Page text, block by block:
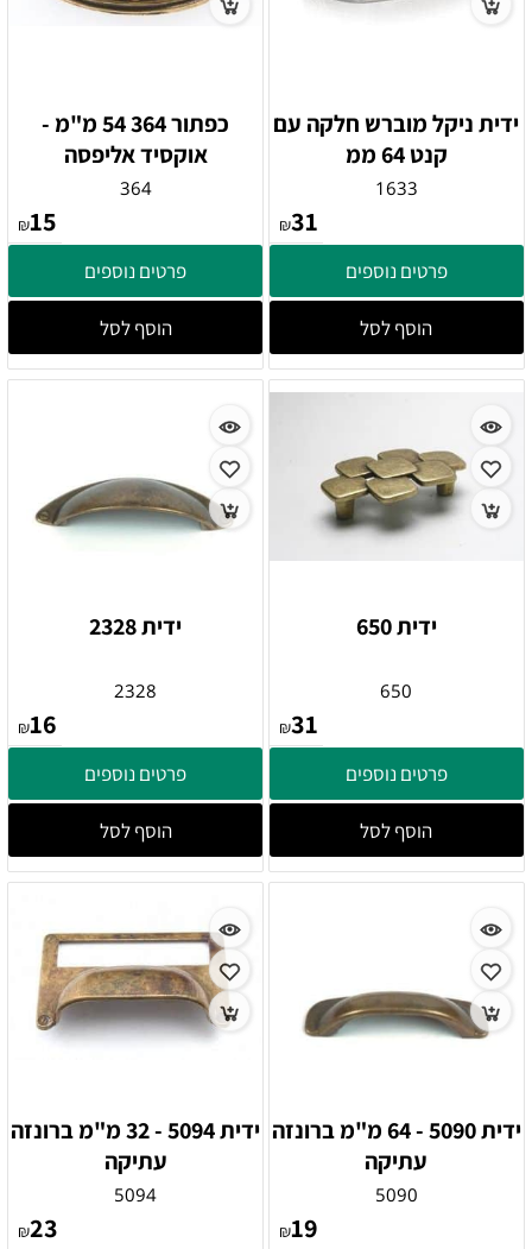
ידית ניקל מוברש חלקה עם
קנט 64 ממ
1633
₪31
פרטים נוספים
הוסף לסל
כפתור 364 54 מ"מ -
אוקסיד אליפסה
364
₪15
פרטים נוספים
הוסף לסל
ידית 650
650
₪31
פרטים נוספים
הוסף לסל
ידית 2328
2328
₪16
פרטים נוספים
הוסף לסל
ידית 5090 - 64 מ"מ ברונזה
עתיקה
5090
₪19
ידית 5094 - 32 מ"מ ברונזה
עתיקה
5094
₪23